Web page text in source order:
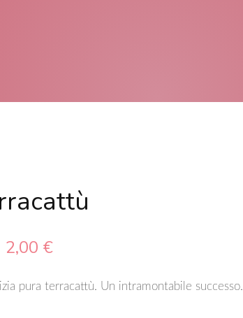
2,00 €
pura terracattù. Un intramontabile successo.